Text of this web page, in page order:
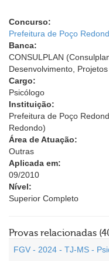
Concurso:
Prefeitura de Poço
Banca:
CONSULPLAN
Desenvolvimento,
Cargo:
Psicólogo
Instituição:
Prefeitura de Poço
Redondo)
Área de Atuação:
Outras
Aplicada em:
09/2010
Nível:
Superior Completo
Provas relacionadas
FGV - 2024 - TJ-MS -